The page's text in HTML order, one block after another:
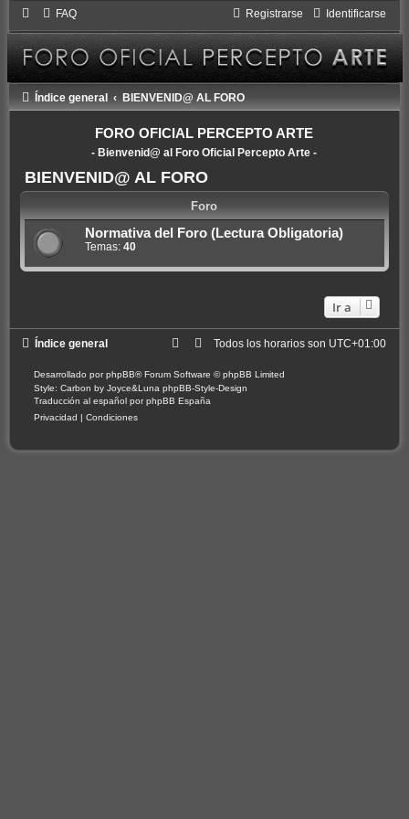
FAQ Identificarse
Registrarse
Índice general BIENVENID@ AL FORO
FORO OFICIAL PERCEPTO ARTE
- Bienvenid@ al Foro Oficial Percepto Arte -
BIENVENID@ AL FORO
Foro
Normativa del Foro (Lectura Obligatoria)
Temas: 40
Ir a
Índice general Todos los horarios son UTC+01:00
Desarrollado porphpBB® Forum Software © phpBB Limited
Style: Carbon by Joyce&Luna phpBB-Style-Design
Traducción al español porphpBB España
Privacidad | Condiciones